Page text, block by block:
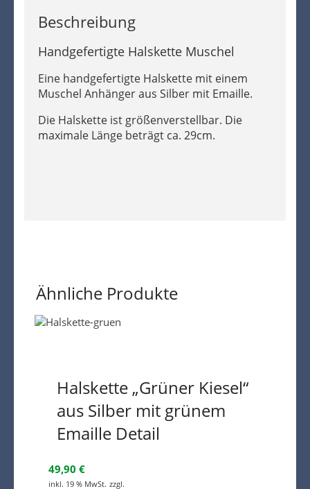
Beschreibung
Handgefertigte Halskette Muschel
Eine handgefertigte Halskette mit einem
Muschel Anhänger aus Silber mit Emaille.
Die Halskette ist größenverstellbar. Die
maximale Länge beträgt ca. 29cm.
Ähnliche Produkte
Halskette „Grüner Kiesel“
aus Silber mit grünem
Emaille Detail
49,90 €
inkl. 19 % MwSt. zzgl.